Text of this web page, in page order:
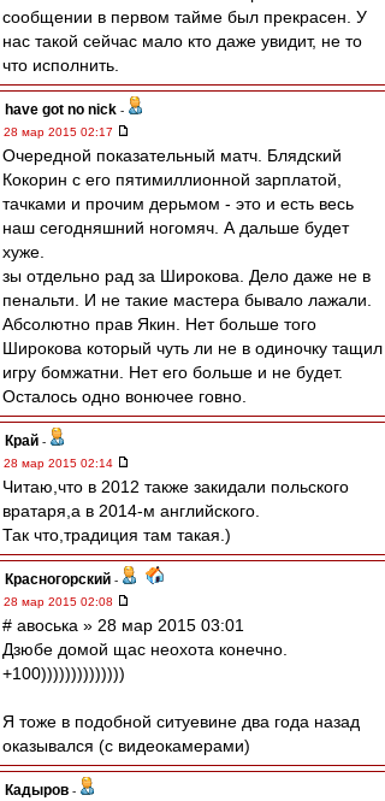
сообщении в первом тайме был прекрасен. У
нас такой сейчас мало кто даже увидит, не то
что исполнить.
have got no nick -
28 мар 2015 02:17
Очередной показательный матч. Блядский
Кокорин с его пятимиллионной зарплатой,
тачками и прочим дерьмом - это и есть весь
наш сегодняшний ногомяч. А дальше будет
хуже.
зы отдельно рад за Широкова. Дело даже не в
пенальти. И не такие мастера бывало лажали.
Абсолютно прав Якин. Нет больше того
Широкова который чуть ли не в одиночку тащил
игру бомжатни. Нет его больше и не будет.
Осталось одно вонючее говно.
Край -
28 мар 2015 02:14
Читаю,что в 2012 также закидали польского
вратаря,а в 2014-м английского.
Так что,традиция там такая.)
Красногорский -
28 мар 2015 02:08
# авоська » 28 мар 2015 03:01
Дзюбе домой щас неохота конечно.
+100))))))))))))))
Я тоже в подобной ситуевине два года назад
оказывался (с видеокамерами)
Кадыров -